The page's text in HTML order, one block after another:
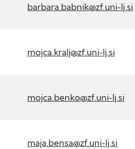
barbara.babnik@zf.uni-lj.si
mojca.kralj@zf.uni-lj.si
mojca.benko@zf.uni-lj.si
maja.bensa@zf.uni-lj.si